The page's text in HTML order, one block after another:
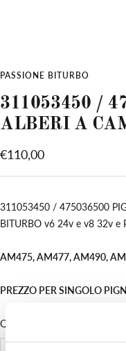
PASSIONE BITURBO
311053450 /
ALBERI A
Prezzo
di
€110,00
311053450 / 475036500
BITURBO v6 24v e v8 32v e
AM475, AM477, AM490,
PREZZO PER SINGOLO
Quantità: